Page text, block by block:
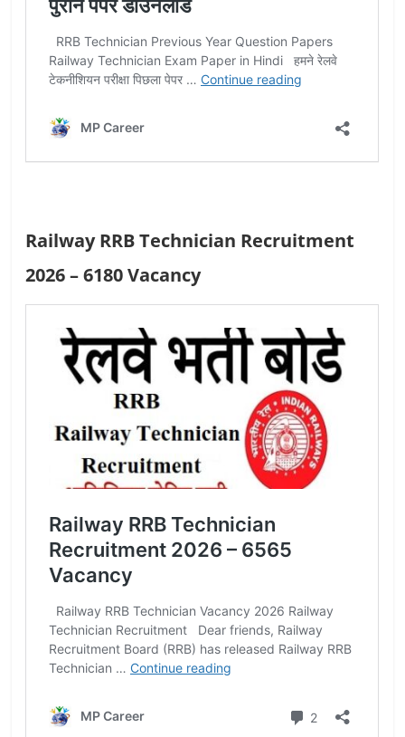
Railway RRB Technician Recruitment
2026 – 6180 Vacancy